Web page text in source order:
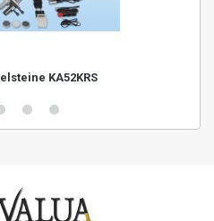
KA52KRS